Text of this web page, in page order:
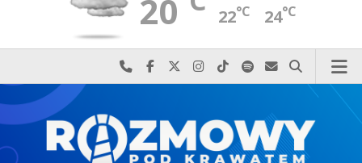
20 22°C 24°C
Najlepiej po prostu do nas zadzwoń
Odwiedź nas na Facebook-u
Odwiedź nas na X
Odwiedź nas na Instagram-ie
Odwiedź nas na TikTok-u
Szukaj nas na Spotify
Wyślij do nas
Szukaj